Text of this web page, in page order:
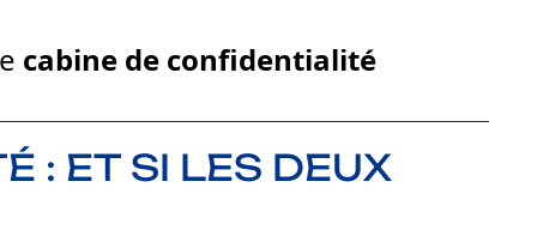
cabine de confidentialité
: ET SI LES DEUX